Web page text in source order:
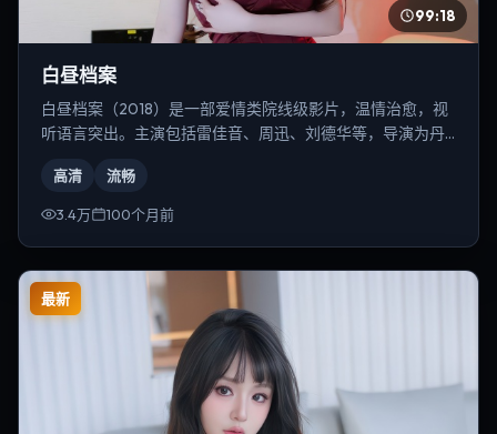
99:18
白昼档案
白昼档案（2018）是一部爱情类院线级影片，温情治愈，视
听语言突出。主演包括雷佳音、周迅、刘德华等，导演为丹
高清 流畅
3.4万 100个月前
最新